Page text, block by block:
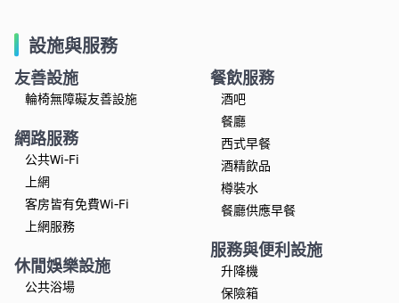
設施與服務
友善設施
輪椅無障礙友善設施
網路服務
公共Wi-Fi
上網
客房皆有免費Wi-Fi
上網服務
休閒娛樂設施
公共浴場
餐飲服務
酒吧
餐廳
西式早餐
酒精飲品
樽裝水
餐廳供應早餐
服務與便利設施
升降機
保險箱